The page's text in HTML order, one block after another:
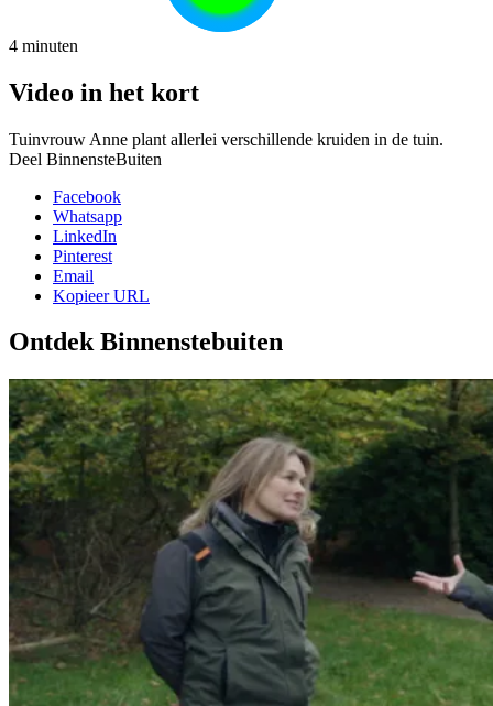
4 minuten
Video in het kort
Tuinvrouw Anne plant allerlei verschillende kruiden in de tuin.
Deel BinnensteBuiten
Facebook
Whatsapp
LinkedIn
Pinterest
Email
Kopieer URL
Ontdek Binnenstebuiten